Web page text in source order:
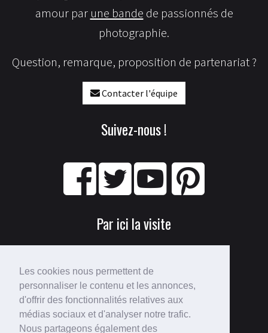
Les cookies nous permettent de
personnaliser le contenu et les annonces,
d'offrir des fonctionnalités relatives aux
médias sociaux et d'analyser notre trafic.
Nous partageons également des
amour par une bande de passionnés de
photographie.
Question, remarque, proposition de partenariat ?
Contacter l'équipe
Suivez-nous !
Par ici la visite